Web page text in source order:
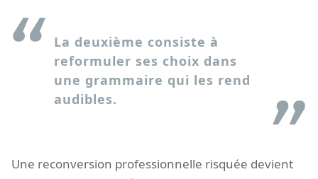
La deuxième consiste à
reformuler ses choix dans
une grammaire qui les rend
audibles.
Une reconversion professionnelle risquée devient